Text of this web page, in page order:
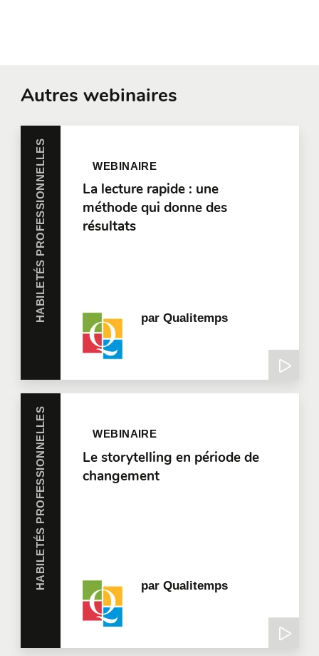
Autres webinaires
HABILETÉS PROFESSIONNELLES WEBINAIRE
La lecture rapide : une
méthode qui donne des
résultats
parQualitemps
HABILETÉS PROFESSIONNELLES WEBINAIRE
Le storytelling en période de
changement
parQualitemps